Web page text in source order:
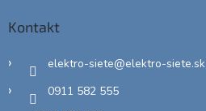
Kontakt
elektro-siete@elektro-siete.sk
0911 582 555